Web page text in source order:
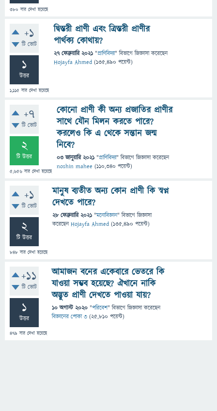
380 বার দেখা হয়েছে
+1
টি ভোট
1
উত্তর
1,115 বার দেখা হয়েছে
দ্বিস্তরী প্রাণী এবং ত্রিস্তরী প্রাণীর
পার্থক্য কোথায়?
27 ফেব্রুয়ারি 2021 "প্রাণিবিদ্যা" বিভাগে জিজ্ঞাসাকরেছেন
Hojayfa Ahmed (135,490 পয়েন্ট)
+7
টি ভোট
2
টি উত্তর
5,656 বার দেখা হয়েছে
কোনো প্রাণী কী অন্য প্রজাতির প্রাণীর
সাথে যৌন মিলন করতে পারে?
করলেও কি এ থেকে সন্তান জন্ম
নিবে?
03 জানুয়ারি 2021 "প্রাণিবিদ্যা" বিভাগে জিজ্ঞাসাকরেছেন
noshin mahee (110,340 পয়েন্ট)
+1
টি ভোট
2
টি উত্তর
848 বার দেখা হয়েছে
মানুষ ব্যতীত অন্য কোন প্রাণী কি স্বপ্ন
দেখতে পারে?
28 ফেব্রুয়ারি 2021 "মনোবিজ্ঞান" বিভাগে জিজ্ঞাসা
করেছেনHojayfa Ahmed (135,490 পয়েন্ট)
+11
টি ভোট
1
উত্তর
479 বার দেখা হয়েছে
আমাজন বনের একেবারে ভেতরে কি
যাওয়া সম্ভব হয়েছে? ঐখানে নাকি
অদ্ভুত প্রাণী দেখতে পাওয়া যায়?
10 অগাস্ট 2020 "পরিবেশ" বিভাগে জিজ্ঞাসাকরেছেন
বিজ্ঞানের পোকা ৩ (25,810 পয়েন্ট)